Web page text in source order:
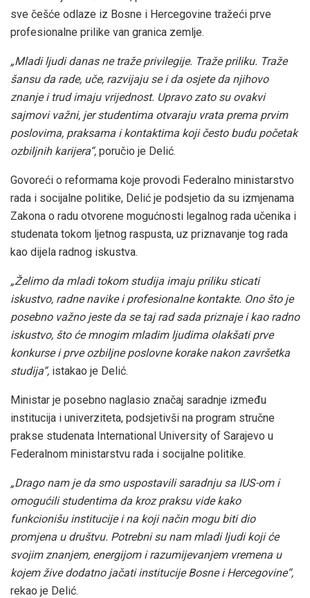
sve češće odlaze iz Bosne i Hercegovine tražeći prve
profesionalne prilike van granica zemlje.
„Mladi ljudi danas ne traže privilegije. Traže priliku. Traže
šansu da rade, uče, razvijaju se i da osjete da njihovo
znanje i trud imaju vrijednost. Upravo zato su ovakvi
sajmovi važni, jer studentima otvaraju vrata prema prvim
poslovima, praksama i kontaktima koji često budu početak
ozbiljnih karijera“, poručio je Delić.
Govoreći o reformama koje provodi Federalno ministarstvo
rada i socijalne politike, Delić je podsjetio da su izmjenama
Zakona o radu otvorene mogućnosti legalnog rada učenika i
studenata tokom ljetnog raspusta, uz priznavanje tog rada
kao dijela radnog iskustva.
„Želimo da mladi tokom studija imaju priliku sticati
iskustvo, radne navike i profesionalne kontakte. Ono što je
posebno važno jeste da se taj rad sada priznaje i kao radno
iskustvo, što će mnogim mladim ljudima olakšati prve
konkurse i prve ozbiljne poslovne korake nakon završetka
studija“, istakao je Delić.
Ministar je posebno naglasio značaj saradnje između
institucija i univerziteta, podsjetivši na program stručne
prakse studenata International University of Sarajevo u
Federalnom ministarstvu rada i socijalne politike.
„Drago nam je da smo uspostavili saradnju sa IUS-om i
omogućili studentima da kroz praksu vide kako
funkcionišu institucije i na koji način mogu biti dio
promjena u društvu. Potrebni su nam mladi ljudi koji će
svojim znanjem, energijom i razumijevanjem vremena u
kojem žive dodatno jačati institucije Bosne i Hercegovine“,
rekao je Delić.